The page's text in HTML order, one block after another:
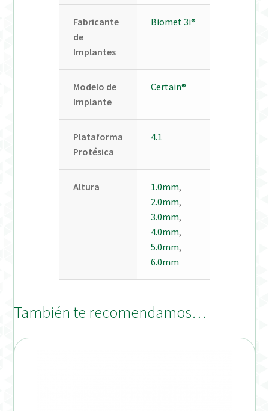
Fabricante
de
Implantes
Biomet 3i®
Modelo de
Implante
Certain®
Plataforma
Protésica
4.1
Altura 1.0mm,
2.0mm,
3.0mm,
4.0mm,
5.0mm,
6.0mm
También te recomendamos…